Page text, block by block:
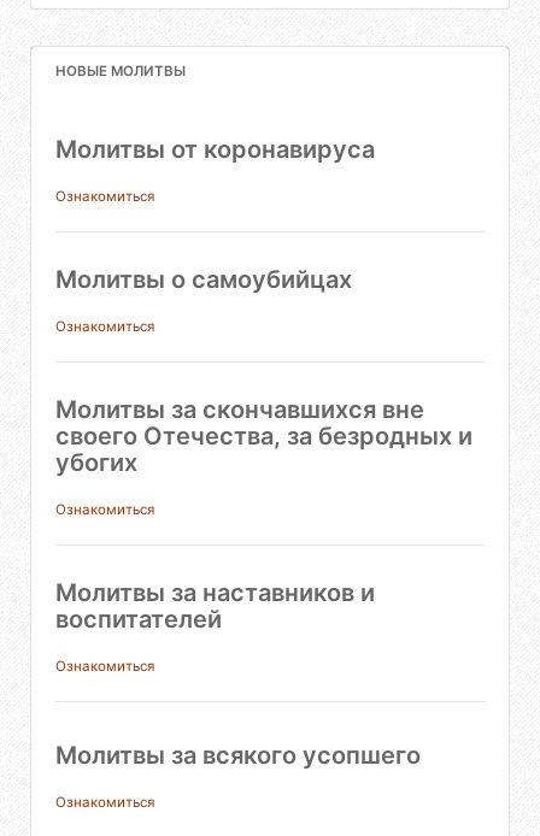
НОВЫЕ МОЛИТВЫ
Молитвы от коронавируса
Ознакомиться
Молитвы о самоубийцах
Ознакомиться
Молитвы за скончавшихся вне
своего Отечества, за безродных и
убогих
Ознакомиться
Молитвы за наставников и
воспитателей
Ознакомиться
Молитвы за всякого усопшего
Ознакомиться